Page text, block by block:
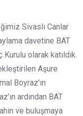
Sivaslı Canlar
davetine BAT
olarak katıldık.
Aşure
Boyraz’ın
ardından BAT
ve buluşmaya